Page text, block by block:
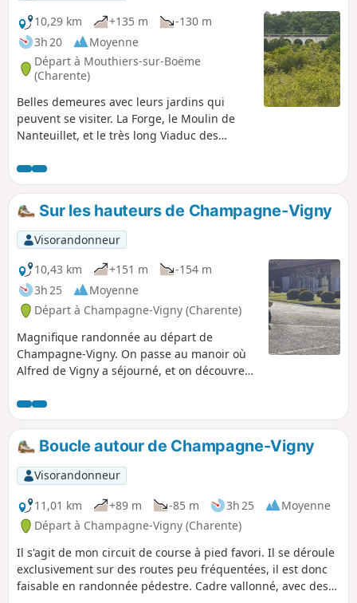
10,29 km
+135 m
-130 m
3h 20
Moyenne
Départ à Mouthiers-sur-Boëme
(Charente)
Belles demeures avec leurs jardins qui
peuvent se visiter. La Forge, le Moulin de
Nanteuillet, et le très long Viaduc des
arches. Le Moulin du Duc avec ses gîtes.
Sur les hauteurs de Champagne-Vigny
Visorandonneur
10,43 km
+151 m
-154 m
3h 25
Moyenne
Départ à Champagne-Vigny (Charente)
Magnifique randonnée au départ de
Champagne-Vigny. On passe au manoir où
Alfred de Vigny a séjourné, et on découvre
Christophe) et de nombreux points de vue
panoramiques (à couper le souffle) sur les
coteaux du Blanzacais.
Boucle autour de Champagne-Vigny
Visorandonneur
11,01 km
+89 m -85 m 3h 25
Moyenne
Départ à Champagne-Vigny (Charente)
Il s'agit de mon circuit de course à pied favori. Il se déroule
exclusivement sur des routes peu fréquentées, il est donc
faisable en randonnée pédestre. Cadre vallonné, avec des